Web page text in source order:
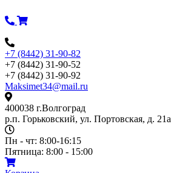
к
+7 (8442) 31-90-82
+7 (8442) 31-90-52
+7 (8442) 31-90-92
Maksimet34@mail.ru
400038 г.Волгоград
р.п. Горьковский, ул. Портовская, д. 21а
Пн - чт: 8:00-16:15
Пятница: 8:00 - 15:00